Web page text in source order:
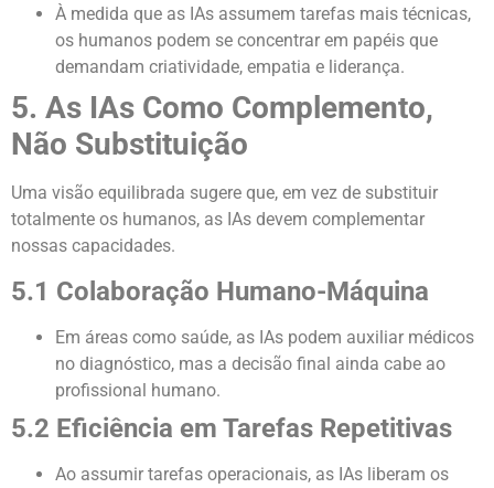
À medida que as IAs assumem tarefas mais técnicas,
os humanos podem se concentrar em papéis que
demandam criatividade, empatia e liderança.
5. As IAs Como Complemento,
Não Substituição
Uma visão equilibrada sugere que, em vez de substituir
totalmente os humanos, as IAs devem complementar
nossas capacidades.
5.1 Colaboração Humano-Máquina
Em áreas como saúde, as IAs podem auxiliar médicos
no diagnóstico, mas a decisão final ainda cabe ao
profissional humano.
5.2 Eficiência em Tarefas Repetitivas
Ao assumir tarefas operacionais, as IAs liberam os